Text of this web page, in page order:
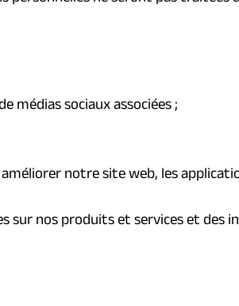
médias sociaux associées ;
notre site web, les
nos produits et services et des